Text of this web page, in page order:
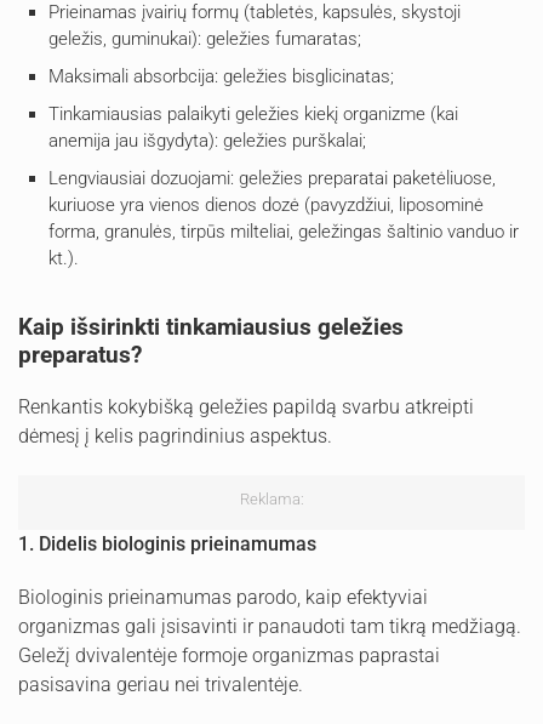
Prieinamas įvairių formų (tabletės, kapsulės, skystoji
geležis, guminukai): geležies fumaratas;
Maksimali absorbcija: geležies bisglicinatas;
Tinkamiausias palaikyti geležies kiekį organizme (kai
anemija jau išgydyta): geležies purškalai;
Lengviausiai dozuojami: geležies preparatai paketėliuose,
kuriuose yra vienos dienos dozė (pavyzdžiui, liposominė
forma, granulės, tirpūs milteliai, geležingas šaltinio vanduo ir
kt.).
Kaip išsirinkti tinkamiausius geležies
preparatus?
Renkantis kokybišką geležies papildą svarbu atkreipti
dėmesį į kelis pagrindinius aspektus.
Reklama:
1. Didelis biologinis prieinamumas
Biologinis prieinamumas parodo, kaip efektyviai
organizmas gali įsisavinti ir panaudoti tam tikrą medžiagą.
Geležį dvivalentėje formoje organizmas paprastai
pasisavina geriau nei trivalentėje.